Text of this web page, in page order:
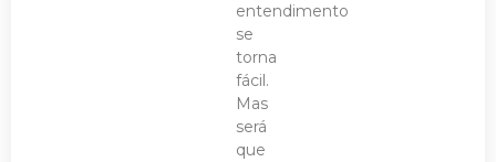
entendimento
se
torna
fácil.
Mas
será
que